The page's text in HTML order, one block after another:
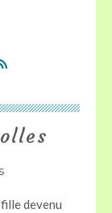
devenu